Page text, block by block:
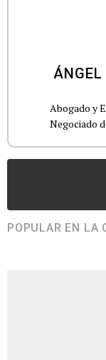
ÁNGEL
Abogado y
Negociado
POPULAR EN LA